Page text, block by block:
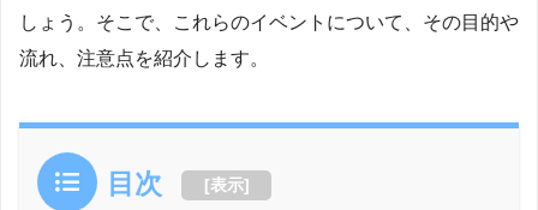
しょう。そこで、これらのイベントについて、その目的や
流れ、注意点を紹介します。
目次 [表示]